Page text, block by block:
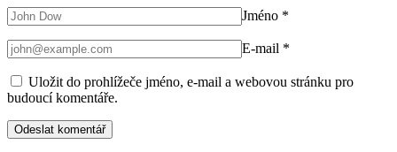
Jméno *
E-mail *
Uložit do prohlížeče jméno, e-mail a webovou stránku pro
budoucí komentáře.